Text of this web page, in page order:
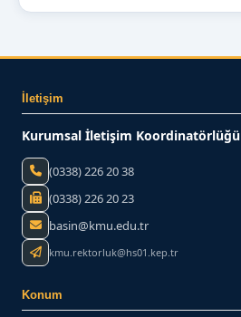
İletişim
Kurumsal İletişim Koordinatörlüğü
(0338) 226 20 38
(0338) 226 20 23
basin@kmu.edu.tr
kmu.rektorluk@hs01.kep.tr
Konum